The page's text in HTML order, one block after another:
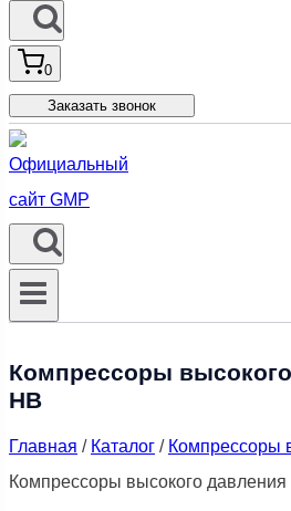
0
Заказать звонок
Компрессоры
HB
Главная / Каталог / Компрессоры
Компрессоры высокого давления